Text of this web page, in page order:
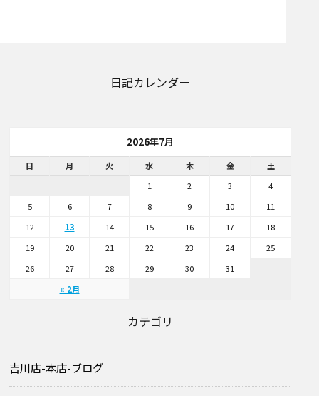
日記カレンダー
2026年7月
日 月 火 水 木 金 土
« 2月
1 2 3
4
5
6 7 8 9 10
11
12
13 14 15 16 17
18
19
20 21 22 23 24
25
26
27 28 29 30 31
カテゴリ
吉川店-本店-ブログ